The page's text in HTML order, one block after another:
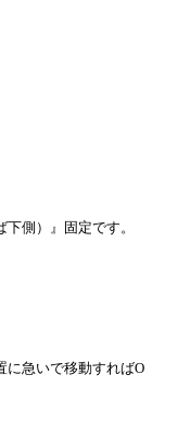
側）』固定です。
に急いで移動すればO